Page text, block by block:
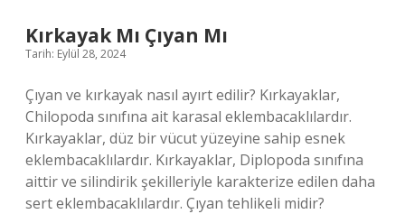
Kırkayak Mı Çıyan Mı
Tarih: Eylül 28, 2024
Çıyan ve kırkayak nasıl ayırt edilir? Kırkayaklar,
Chilopoda sınıfına ait karasal eklembacaklılardır.
Kırkayaklar, düz bir vücut yüzeyine sahip esnek
eklembacaklılardır. Kırkayaklar, Diplopoda sınıfına
aittir ve silindirik şekilleriyle karakterize edilen daha
sert eklembacaklılardır. Çıyan tehlikeli midir?